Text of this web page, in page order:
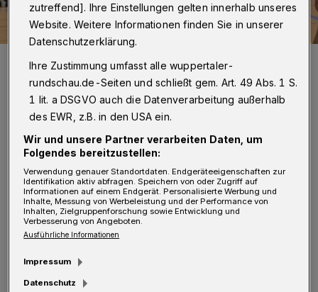
F ußball:
Regionalliga:Wuppertaler SV - Eintracht
Hohkeppel 1:1 (1:1).Vorbericht
Kreispokal, Viertelfinale:
zutreffend]. Ihre Einstellungen gelten innerhalb unseres
Website. Weitere Informationen finden Sie in unserer
Datenschutzerklärung.
Ihre Zustimmung umfasst alle wuppertaler-
rundschau.de-Seiten und schließt gem. Art. 49 Abs. 1 S.
1 lit. a DSGVO auch die Datenverarbeitung außerhalb
des EWR, z.B. in den USA ein.
Wir und unsere Partner verarbeiten Daten, um
Folgendes bereitzustellen:
Verwendung genauer Standortdaten. Endgeräteeigenschaften zur
Identifikation aktiv abfragen. Speichern von oder Zugriff auf
Informationen auf einem Endgerät. Personalisierte Werbung und
Inhalte, Messung von Werbeleistung und der Performance von
Inhalten, Zielgruppenforschung sowie Entwicklung und
Verbesserung von Angeboten.
Ausführliche Informationen
Impressum
Datenschutz